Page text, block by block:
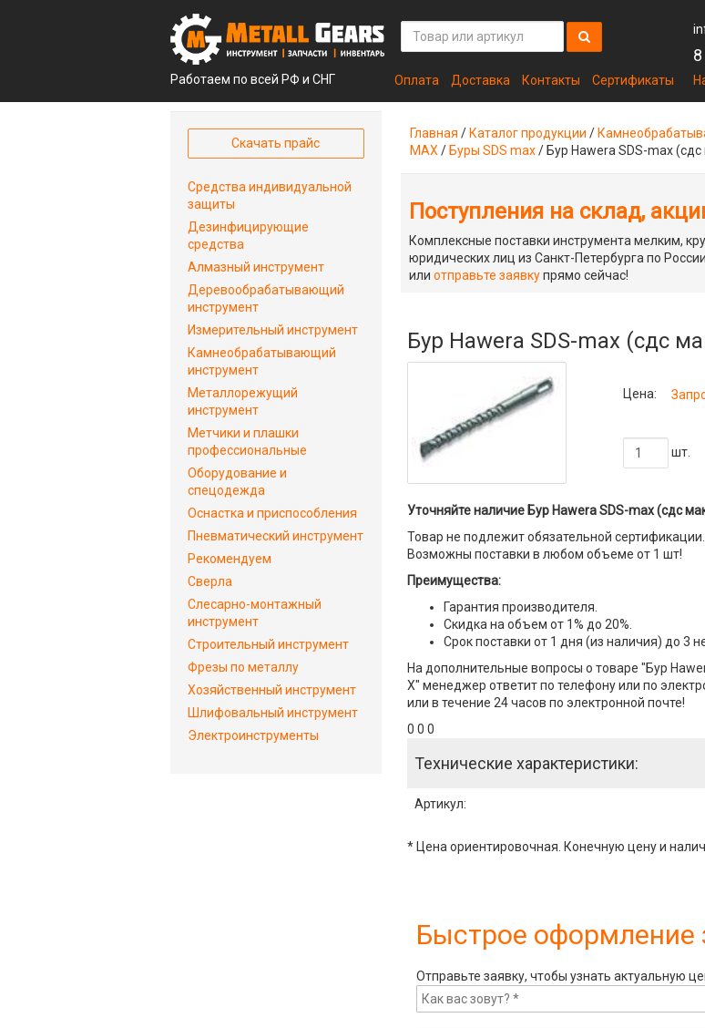
Работаем по всей РФ и СНГ Оплата Доставка Контакты Сертификаты
Главная / Каталог продукции /
MAX / Буры SDS max/ Бур Hawera SDS-max
Поступления на склад,
Комплексные поставки инструмента мелким,
юридических лиц из Санкт-Петербурга по
или отправьте заявкупрямо сейчас!
Бур Hawera SDS-max (сдс
Цена:
шт.
Уточняйте наличие Бур Hawera SDS-max (сдс
Товар не подлежит обязательной сертификации.
Возможны поставки в любом объеме от 1 шт!
Преимущества:
Гарантия производителя.
Скидка на объем от 1% до 20%.
Срок поставки от 1 дня (из наличия) до 3
На дополнительные вопросы о товаре "Бур
X" менеджер ответит по телефону или по
или в течение 24 часов по электронной почте!
0 0 0
Технические характеристики:
Артикул:
* Цена ориентировочная. Конечную цену и
Быстрое оформление
Отправьте заявку, чтобы узнать актуальную
Скачать прайс
Средства индивидуальной
защиты
Дезинфицирующие
средства
Алмазный инструмент
Деревообрабатывающий
инструмент
Измерительный инструмент
Камнеобрабатывающий
инструмент
Металлорежущий
инструмент
Метчики и плашки
профессиональные
Оборудование и
спецодежда
Оснастка и приспособления
Пневматический инструмент
Рекомендуем
Сверла
Слесарно-монтажный
инструмент
Строительный инструмент
Фрезы по металлу
Хозяйственный инструмент
Шлифовальный инструмент
Электроинструменты